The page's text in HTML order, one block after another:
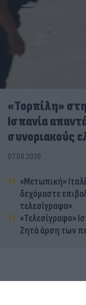
«Τορπίλη»
Ισπανία
συνοριακούς
07.08.2026
«Μετωπική»
δεχόμαστε
τελεσίγραφα»
«Τελεσίγραφο»
Ζητά άρση των